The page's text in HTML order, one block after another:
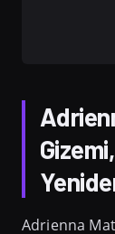
Adrienna